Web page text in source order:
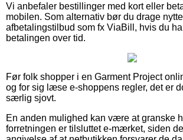
Vi anbefaler bestillinger med kort eller
mobilen. Som alternativ bør du drage
afbetalingstilbud som fx ViaBill, hvis du
betalingen over tid.
Før folk shopper i en Garment Project
og for sig læse e-shoppens regler, det er
særlig sjovt.
En anden mulighed kan være at granske
forretningen er tilsluttet e-mærket, siden